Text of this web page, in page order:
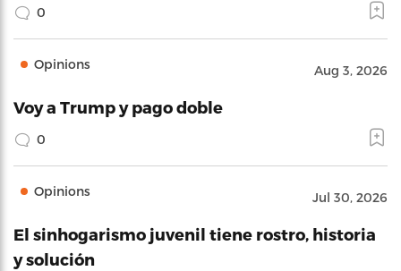
0
Opinions Aug 3, 2026
Voy a Trump y pago doble
0
Opinions Jul 30, 2026
El sinhogarismo juvenil tiene rostro, historia
y solución